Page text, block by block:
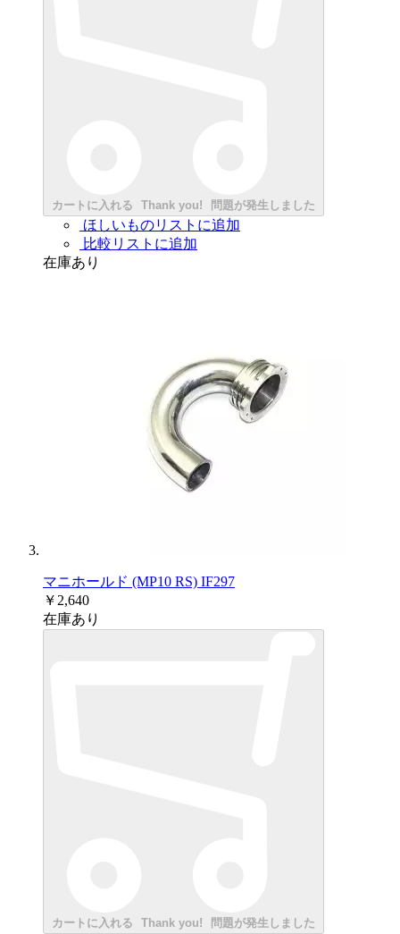
カートに入れる Thank you! 問題が発生しました
ほしいものリストに追加
比較リストに追加
在庫あり
マニホールド (MP10 RS) IF297
￥2,640
在庫あり
カートに入れる Thank you! 問題が発生しました